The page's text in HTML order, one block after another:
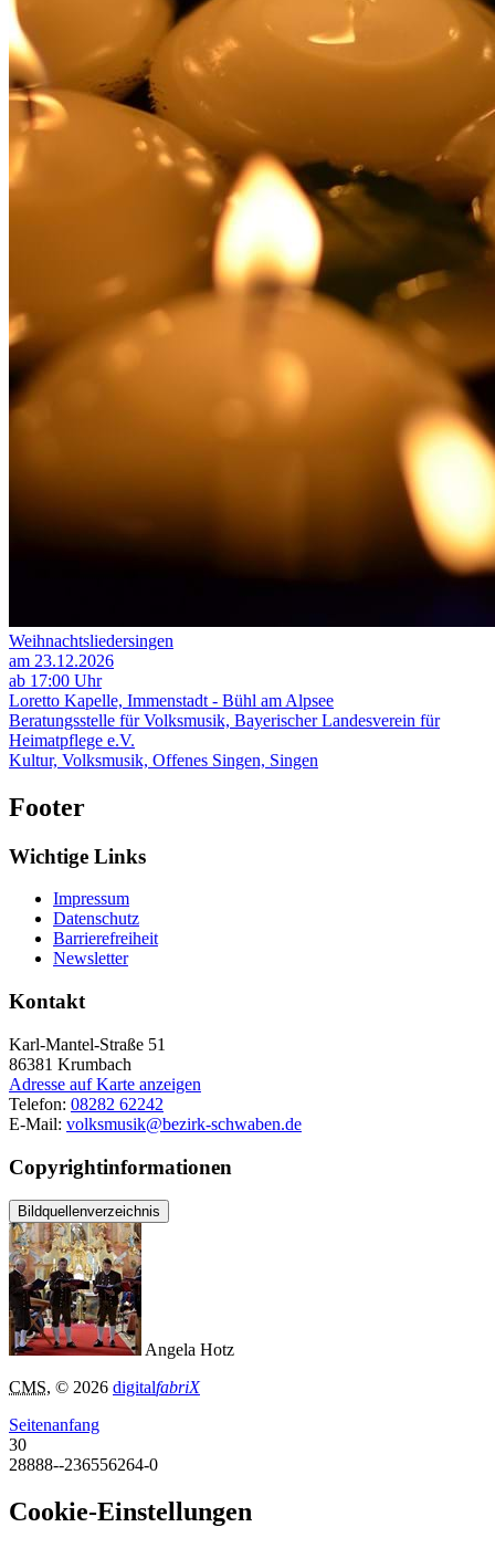
Weihnachtsliedersingen
am 23.12.2026
ab 17:00 Uhr
Loretto Kapelle, Immenstadt - Bühl am Alpsee
Beratungsstelle für Volksmusik, Bayerischer Landesverein für
Heimatpflege e.V.
Kultur, Volksmusik, Offenes Singen, Singen
Footer
Wichtige Links
Impressum
Datenschutz
Barrierefreiheit
Newsletter
Kontakt
Karl-Mantel-Straße 51
86381 Krumbach
Adresse auf Karte anzeigen
Telefon: 08282 62242
E-Mail: volksmusik@bezirk-schwaben.de
Copyrightinformationen
Bildquellenverzeichnis
Angela Hotz
CMS, © 2026 digitalfabriX
Seitenanfang
30
28888--236556264-0
Cookie-Einstellungen